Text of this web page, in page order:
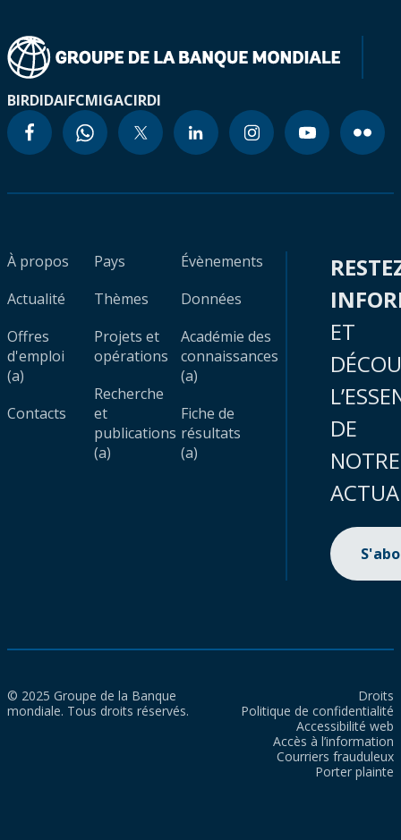
BIRDIDAIFCMIGACIRDI
À propos
Actualité
Offres
d'emploi
(a)
Contacts
Pays
Thèmes
Projets et
opérations
Recherche
et
publications
(a)
Évènements
Données
Académie des
connaissances
(a)
Fiche de
résultats
(a)
ET
DE
NOTRE
© 2025 Groupe de la Banque
mondiale. Tous droits réservés.
Droits
Politique de confidentialité
Accessibilité web
Accès à l’information
Courriers frauduleux
Porter plainte